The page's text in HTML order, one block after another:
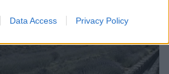
Data Access Privacy Policy